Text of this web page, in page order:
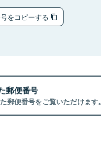
をコピーする
郵便番号
郵便番号をご覧いただけます。